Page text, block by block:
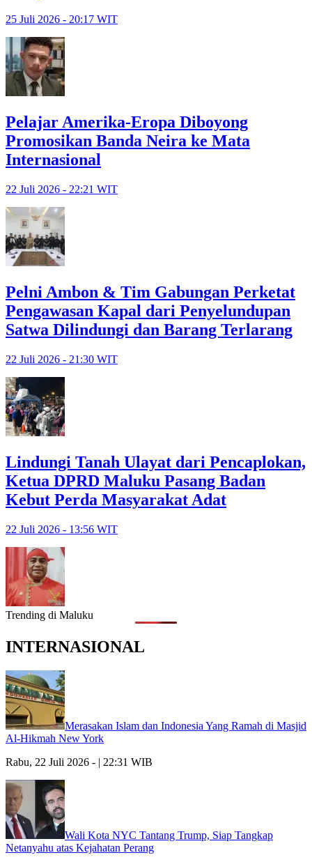
25 Juli 2026 - 20:17 WIT
Pelajar Amerika-Eropa Diboyong
Promosikan Banda Neira ke Mata
Internasional
22 Juli 2026 - 22:21 WIT
Pelni Ambon & Tim Gabungan Perketat
Pengawasan Kapal dari Penyelundupan
Satwa Dilindungi dan Barang Terlarang
22 Juli 2026 - 21:30 WIT
Lindungi Tanah Ulayat dari Pencaplokan,
Ketua DPRD Maluku Pasang Badan
Kebut Perda Masyarakat Adat
22 Juli 2026 - 13:56 WIT
Trending di Maluku
INTERNASIONAL
Merasakan Islam dan Indonesia Yang Ramah di Masjid
Al-Hikmah New York
Rabu, 22 Juli 2026 - | 22:31 WIB
Wali Kota NYC Tantang Trump, Siap Tangkap
Netanyahu atas Kejahatan Perang